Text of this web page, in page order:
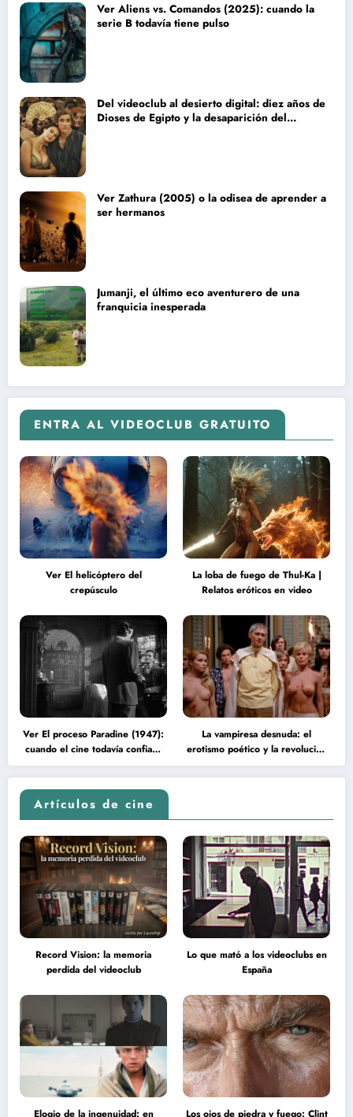
Ver Aliens vs. Comandos (2025): cuando la
serie B todavía tiene pulso
Del videoclub al desierto digital: diez años de
Dioses de Egipto y la desaparición del
Ver Zathura (2005) o la odisea de aprender a
ser hermanos
Jumanji, el último eco aventurero de una
franquicia inesperada
ENTRA AL VIDEOCLUB GRATUITO
Ver El helicóptero del
crepúsculo
La loba de fuego de Thul-Ka |
Relatos eróticos en video
Ver El proceso Paradine (1947):
cuando el cine todavía confiaba
en la inteligencia del espectador
La vampiresa desnuda: el
erotismo poético y la revolución
psicodélica de Jean Rollin
Artículos de cine
Record Vision: la memoria
perdida del videoclub
Lo que mató a los videoclubs en
España
Elogio de la ingenuidad: en
Los ojos de piedra y fuego: Clint